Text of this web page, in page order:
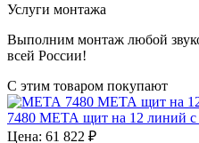
Услуги монтажа
Выполним монтаж любой
всей России!
С этим товаром покупают
7480 МЕТА щит на 12 линий с
Цена: 61 822 ₽